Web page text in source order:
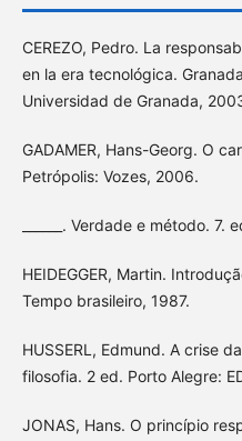
CEREZO, Pedro. La
en la era tecnológica.
Universidad de Granada,
GADAMER, Hans-Georg. O
Petrópolis: Vozes, 2006.
______. Verdade e método.
HEIDEGGER, Martin.
Tempo brasileiro, 1987.
HUSSERL, Edmund. A crise
filosofia. 2 ed. Porto Alegre:
JONAS, Hans. O princípio